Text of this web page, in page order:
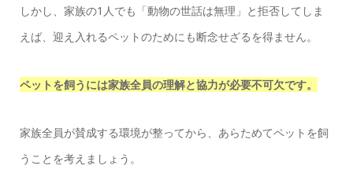
しかし、家族の1人でも「動物の世話は無理」と拒否してしま
えば、迎え入れるペットのためにも断念せざるを得ません。
ペットを飼うには家族全員の理解と協力が必要不可欠です。
家族全員が賛成する環境が整ってから、あらためてペットを飼
うことを考えましょう。